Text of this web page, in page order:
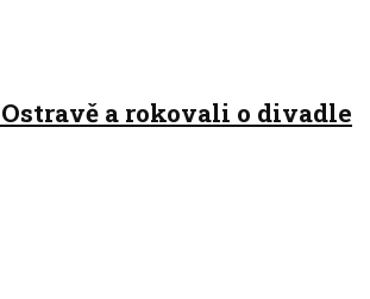
a rokovali o divadle